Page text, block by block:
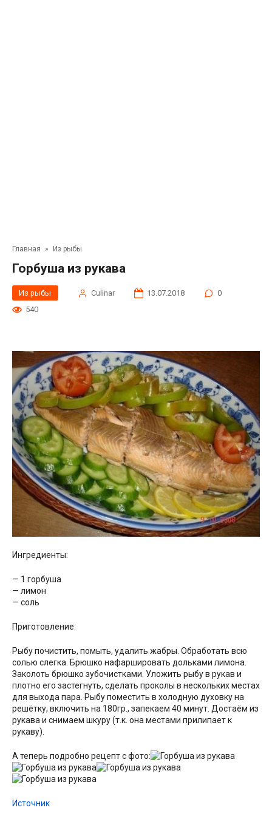
Главная » Из рыбы
Горбуша из рукава
Из рыбы Сulinar 13.07.2018
0
540
Ингредиенты:
— 1 горбуша
— лимон
— соль
Приготовление:
Рыбу почистить, помыть, удалить жабры. Обработать всю
солью слегка. Брюшко нафаршировать дольками лимона.
Заколоть брюшко зубочистками. Уложить рыбу в рукав и
плотно его застегнуть, сделать проколы в нескольких местах
для выхода пара. Рыбу поместить в холодную духовку на
решётку, включить на 180гр., запекаем 40 минут. Достаём из
рукава и снимаем шкуру (т.к. она местами прилипает к
рукаву).
А теперь подробно рецепт с фото:
Источник